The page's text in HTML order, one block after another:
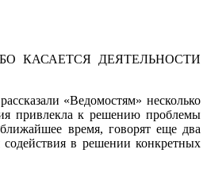
КАСАЕТСЯ ДЕЯТЕЛЬНОСТИ
«Ведомостям» несколько
привлекла к решению проблемы
время, говорят еще два
в решении конкретных